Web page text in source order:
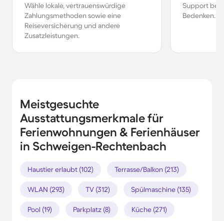
Wähle lokale, vertrauenswürdige
Zahlungsmethoden sowie eine
Reiseversicherung und andere
Zusatzleistungen.
Support bei
Bedenken.
Meistgesuchte
Ausstattungsmerkmale für
Ferienwohnungen & Ferienhäuser
in Schweigen-Rechtenbach
Haustier erlaubt (102) Terrasse/Balkon (213)
WLAN (293) TV (312) Spülmaschine (135)
Pool (19) Parkplatz (8) Küche (271)